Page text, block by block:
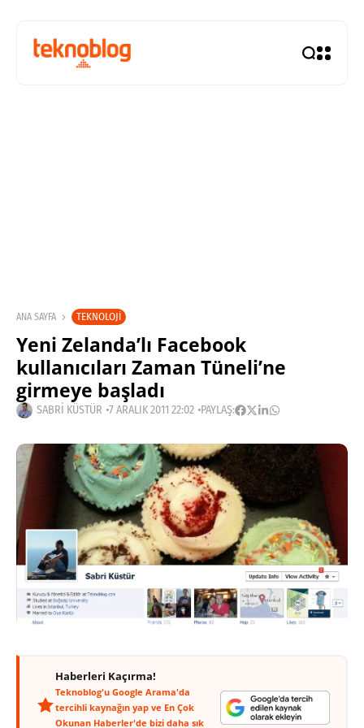
ANA SAYFA TEKNOLOJI
Yeni Zelanda’lı Facebook
kullanıcıları Zaman Tüneli’ne
girmeye başladı
SABRI KÜSTÜR 7 ARALIK 2011 22:02 PAYLAŞ:
Haberleri Kaçırma!
Teknoblog'u Google Arama'da
tercihli kaynağın yap ve En Çok
Okunan Haberler'de bizi daha sık